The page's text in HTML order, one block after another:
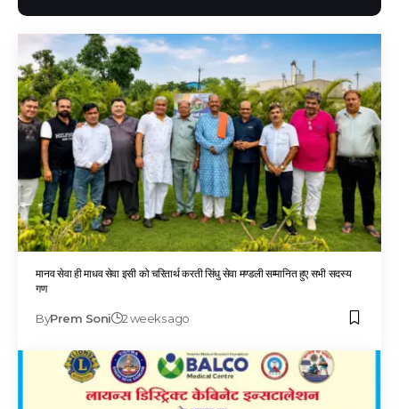
मानव सेवा ही माधव सेवा इसी को चरितार्थ करती सिंधु सेवा मण्डली सम्मानित हुए सभी सदस्य
गण
ByPrem Soni 2 weeks ago